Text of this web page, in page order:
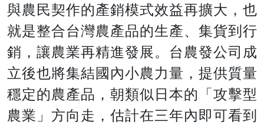
與農民契作的產銷模式效益再擴大，也
就是整合台灣農產品的生產、集貨到行
銷，讓農業再精進發展。台農發公司成
立後也將集結國內小農力量，提供質量
穩定的農產品，朝類似日本的「攻擊型
農業」方向走，估計在三年內即可看到